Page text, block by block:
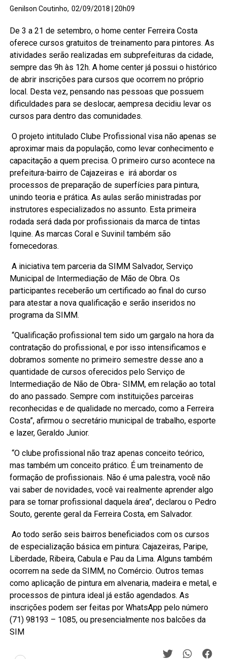
Genilson Coutinho, 02/09/2018 | 20h09
De 3 a 21 de setembro, o home center Ferreira Costa
oferece cursos gratuitos de treinamento para pintores. As
atividades serão realizadas em subprefeituras da cidade,
sempre das 9h às 12h. A home center já possui o histórico
de abrir inscrições para cursos que ocorrem no próprio
local. Desta vez, pensando nas pessoas que possuem
dificuldades para se deslocar, aempresa decidiu levar os
cursos para dentro das comunidades.
O projeto intitulado Clube Profissional visa não apenas se
aproximar mais da população, como levar conhecimento e
capacitação a quem precisa. O primeiro curso acontece na
prefeitura-bairro de Cajazeiras e irá abordar os
processos de preparação de superfícies para pintura,
unindo teoria e prática. As aulas serão ministradas por
instrutores especializados no assunto. Esta primeira
rodada será dada por profissionais da marca de tintas
Iquine. As marcas Coral e Suvinil também são
fornecedoras.
A iniciativa tem parceria da SIMM Salvador, Serviço
Municipal de Intermediação de Mão de Obra. Os
participantes receberão um certificado ao final do curso
para atestar a nova qualificação e serão inseridos no
programa da SIMM.
“Qualificação profissional tem sido um gargalo na hora da
contratação do profissional, e por isso intensificamos e
dobramos somente no primeiro semestre desse ano a
quantidade de cursos oferecidos pelo Serviço de
Intermediação de Não de Obra- SIMM, em relação ao total
do ano passado. Sempre com instituições parceiras
reconhecidas e de qualidade no mercado, como a Ferreira
Costa”, afirmou o secretário municipal de trabalho, esporte
e lazer, Geraldo Junior.
“O clube profissional não traz apenas conceito teórico,
mas também um conceito prático. É um treinamento de
formação de profissionais. Não é uma palestra, você não
vai saber de novidades, você vai realmente aprender algo
para se tornar profissional daquela área”, declarou o Pedro
Souto, gerente geral da Ferreira Costa, em Salvador.
Ao todo serão seis bairros beneficiados com os cursos
de especialização básica em pintura: Cajazeiras, Paripe,
Liberdade, Ribeira, Cabula e Pau da Lima. Alguns também
ocorrem na sede da SIMM, no Comércio. Outros temas
como aplicação de pintura em alvenaria, madeira e metal, e
processos de pintura ideal já estão agendados. As
inscrições podem ser feitas por WhatsApp pelo número
(71) 98193 – 1085, ou presencialmente nos balcões da
SIM